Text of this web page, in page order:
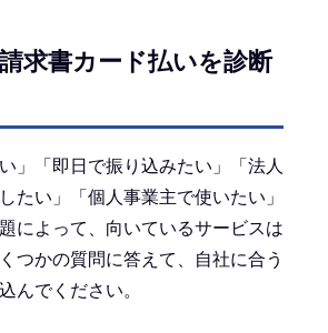
求書カード払いを診断
」「即日で振り込みたい」「法人
たい」「個人事業主で使いたい」
よって、向いているサービスは
つかの質問に答えて、自社に合う
んでください。